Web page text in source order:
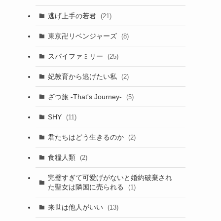
逃げ上手の若君 (21)
東京卍リベンジャーズ (8)
スパイファミリー (25)
妃教育から逃げたい私 (2)
ざつ旅 -That's Journey- (5)
SHY (11)
君たちはどう生きるのか (2)
食糧人類 (2)
完璧すぎて可愛げがないと婚約破棄され
た聖女は隣国に売られる
(1)
来世は他人がいい (13)